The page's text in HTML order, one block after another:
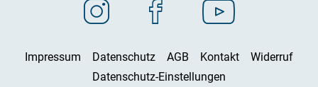
Impressum Datenschutz AGB Kontakt
Widerruf
Datenschutz-Einstellungen